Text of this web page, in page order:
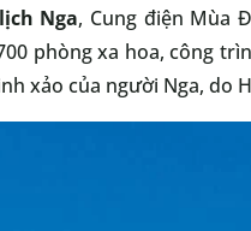
Nga, Cung điện Mùa
phòng xa hoa, công
xảo của người Nga, do